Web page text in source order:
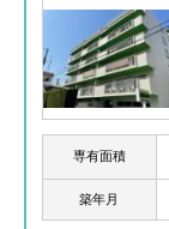
専有面積
築年月